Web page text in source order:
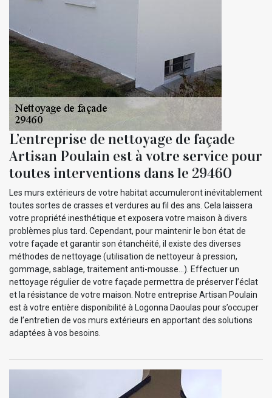
L’entreprise de nettoyage de façade
Artisan Poulain est à votre service pour
toutes interventions dans le 29460
Les murs extérieurs de votre habitat accumuleront inévitablement
toutes sortes de crasses et verdures au fil des ans. Cela laissera
votre propriété inesthétique et exposera votre maison à divers
problèmes plus tard. Cependant, pour maintenir le bon état de
votre façade et garantir son étanchéité, il existe des diverses
méthodes de nettoyage (utilisation de nettoyeur à pression,
gommage, sablage, traitement anti-mousse…). Effectuer un
nettoyage régulier de votre façade permettra de préserver l’éclat
et la résistance de votre maison. Notre entreprise Artisan Poulain
est à votre entière disponibilité à Logonna Daoulas pour s’occuper
de l’entretien de vos murs extérieurs en apportant des solutions
adaptées à vos besoins.